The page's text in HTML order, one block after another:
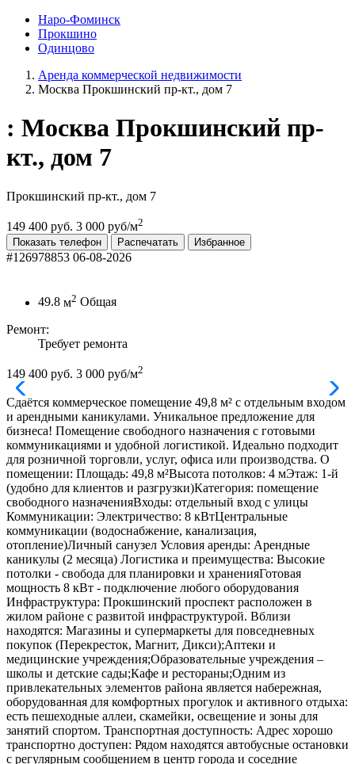
Наро-Фоминск
Прокшино
Одинцово
Аренда коммерческой недвижимости
Москва Прокшинский пр-кт., дом 7
: Москва Прокшинский пр-
кт., дом 7
Прокшинский пр-кт., дом 7
149 400 руб. 3 000 руб/м2
Показать телефон
Распечатать Избранное
#126978853 06-08-2026
49.8 м2 Общая
Ремонт:
Требует ремонта
149 400 руб. 3 000 руб/м2
Сдаётся коммерческое помещение 49,8 м² с отдельным входом
и арендными каникулами. Уникальное предложение для
бизнеса! Помещение свободного назначения с готовыми
коммуникациями и удобной логистикой. Идеально подходит
для розничной торговли, услуг, офиса или производства. О
помещении: Площадь: 49,8 м²Высота потолков: 4 мЭтаж: 1-й
(удобно для клиентов и разгрузки)Категория: помещение
свободного назначенияВходы: отдельный вход с улицы
Коммуникации: Электричество: 8 кВтЦентральные
коммуникации (водоснабжение, канализация,
отопление)Личный санузел Условия аренды: Арендные
каникулы (2 месяца) Логистика и преимущества: Высокие
потолки - свобода для планировки и храненияГотовая
мощность 8 кВт - подключение любого оборудования
Инфраструктура: Прокшинский проспект расположен в
жилом районе с развитой инфраструктурой. Вблизи
находятся: Магазины и супермаркеты для повседневных
покупок (Перекресток, Магнит, Дикси);Аптеки и
медицинские учреждения;Образовательные учреждения –
школы и детские сады;Кафе и рестораны;Одним из
привлекательных элементов района является набережная,
оборудованная для комфортных прогулок и активного отдыха:
есть пешеходные аллеи, скамейки, освещение и зоны для
занятий спортом. Транспортная доступность: Адрес хорошо
транспортно доступен: Рядом находятся автобусные остановки
с регулярным сообщением в центр города и соседние